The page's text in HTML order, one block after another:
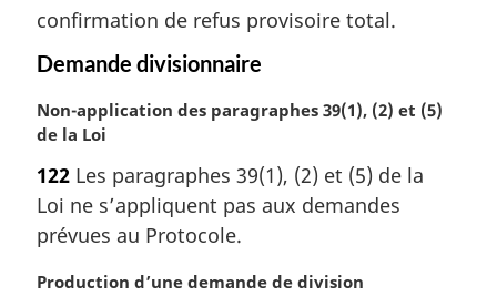
i
n
a
l
e
confirmation de refus provisoire total.
Demande divisionnaire
N
o
e
m
a
g
Non-application des paragraphes 39(1), (2) et (5)
de la Loi
122 Les paragraphes 39(1), (2) et (5) de la
Loi ne s’appliquent pas aux demandes
prévues au Protocole.
N
Production d’une demande de division